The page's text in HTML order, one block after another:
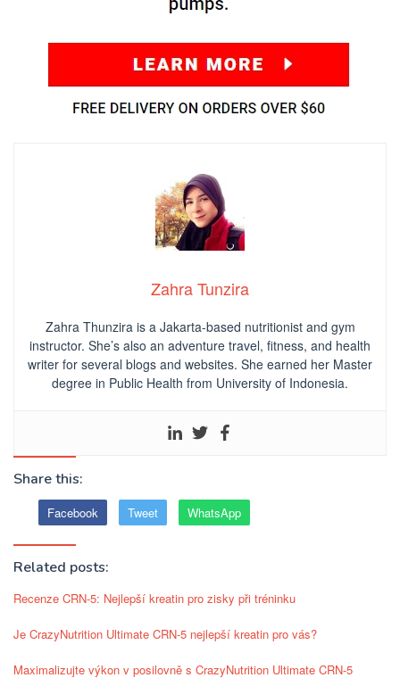
Zahra Tunzira
Zahra Thunzira is a Jakarta-based nutritionist and gym
instructor. She’s also an adventure travel, fitness, and health
writer for several blogs and websites. She earned her Master
degree in Public Health from University of Indonesia.
Share this:
Facebook Tweet WhatsApp
Related posts:
Recenze CRN-5: Nejlepší kreatin pro zisky při tréninku
Je CrazyNutrition Ultimate CRN-5 nejlepší kreatin pro vás?
Maximalizujte výkon v posilovně s CrazyNutrition Ultimate CRN-5